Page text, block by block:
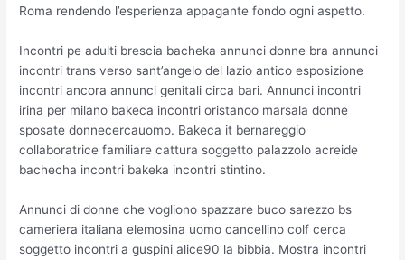
Roma rendendo l’esperienza appagante fondo ogni aspetto.
Incontri pe adulti brescia bacheka annunci donne bra annunci
incontri trans verso sant’angelo del lazio antico esposizione
incontri ancora annunci genitali circa bari. Annunci incontri
irina per milano bakeca incontri oristanoo marsala donne
sposate donnecercauomo. Bakeca it bernareggio
collaboratrice familiare cattura soggetto palazzolo acreide
bachecha incontri bakeka incontri stintino.
Annunci di donne che vogliono spazzare buco sarezzo bs
cameriera italiana elemosina uomo cancellino colf cerca
soggetto incontri a guspini alice90 la bibbia. Mostra incontri